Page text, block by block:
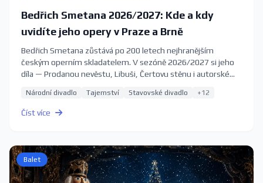
Bedřich Smetana 2026/2027: Kde a kdy
uvidíte jeho opery v Praze a Brně
Bedřich Smetana zůstává po 200 letech nejhranějším
českým operním skladatelem. V sezóně 2026/2027 si jeho
díla — Prodanou nevěstu, Libuši, Čertovu stěnu i autorské
předních scénách v Praze a Brně. Kompletní průvodce s
aktuálními termíny a vstupenkami.
Národní divadlo Tajemství Stavovské divadlo +12
Číst více
Balet